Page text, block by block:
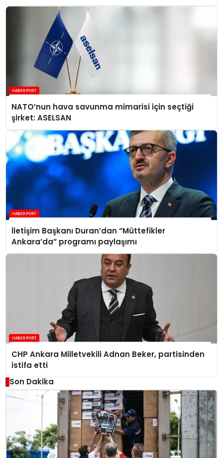
NATO’nun hava savunma mimarisi için seçtiği
şirket: ASELSAN
İletişim Başkanı Duran’dan “Müttefikler
Ankara’da” programı paylaşımı
CHP Ankara Milletvekili Adnan Beker, partisinden
istifa etti
Son Dakika